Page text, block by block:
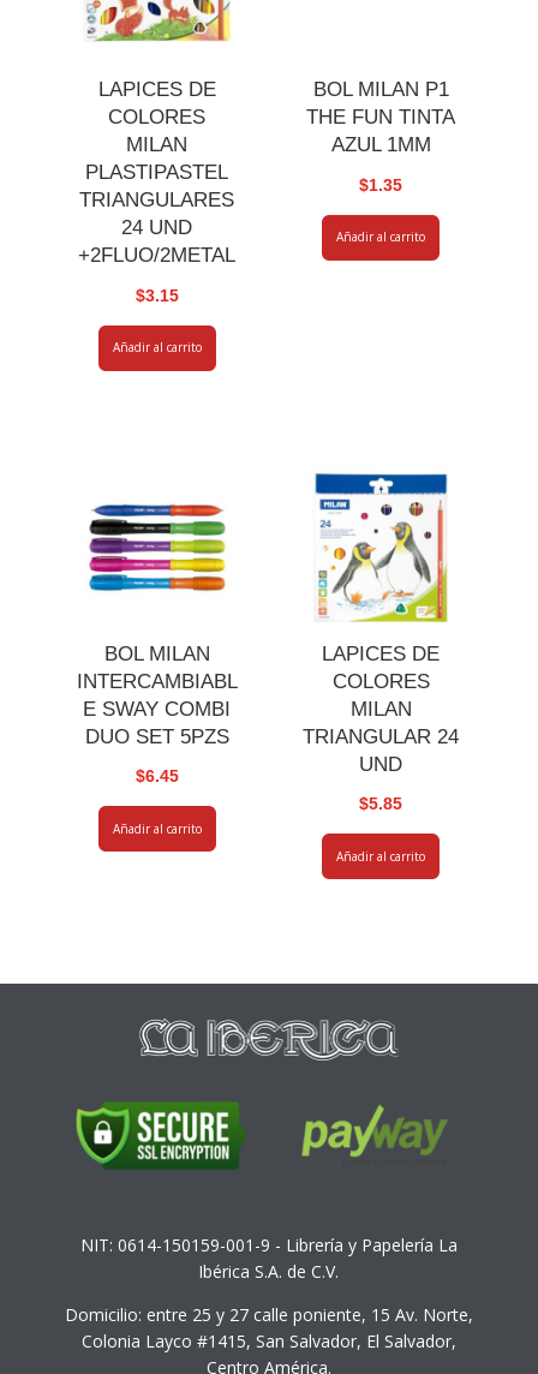
LAPICES DE
COLORES
MILAN
PLASTIPASTEL
TRIANGULARES
24 UND
+2FLUO/2METAL
$3.15
Añadir al carrito
BOL MILAN P1
THE FUN TINTA
AZUL 1MM
$1.35
Añadir al carrito
BOL MILAN
INTERCAMBIABL
E SWAY COMBI
DUO SET 5PZS
$6.45
Añadir al carrito
LAPICES DE
COLORES
MILAN
TRIANGULAR 24
UND
$5.85
Añadir al carrito
NIT: 0614-150159-001-9 - Librería y Papelería La
Ibérica S.A. de C.V.
Domicilio: entre 25 y 27 calle poniente, 15 Av. Norte,
Colonia Layco #1415, San Salvador, El Salvador,
Centro América.